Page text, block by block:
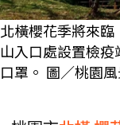
北橫櫻花季將來
山入口處設置檢
口罩。 圖／桃園